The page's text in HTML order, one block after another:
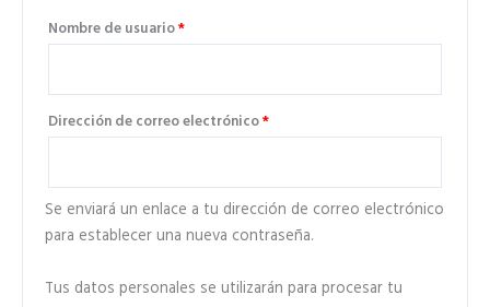
Nombre de usuario*
Dirección de correo electrónico*
Se enviará un enlace a tu dirección de correo electrónico
para establecer una nueva contraseña.
Tus datos personales se utilizarán para procesar tu